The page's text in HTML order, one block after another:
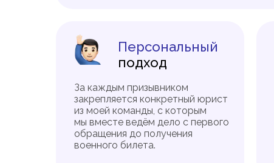
Персональный
подход
За каждым призывником
закрепляется конкретный юрист
из моей команды, с которым
мы вместе ведём дело с первого
обращения до получения
военного билета.